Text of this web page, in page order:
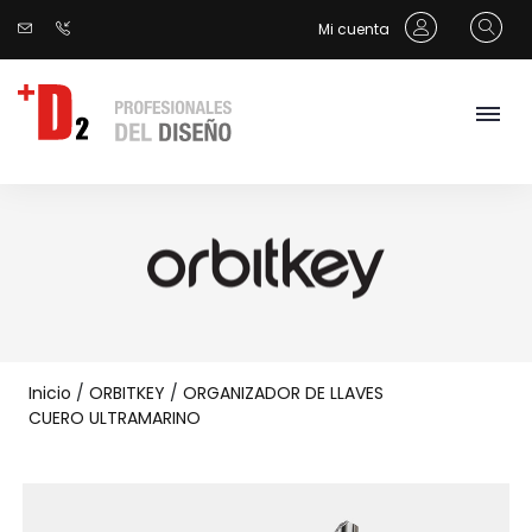
Mi cuenta
Inicio / ORBITKEY / ORGANIZADOR DE LLAVES
CUERO ULTRAMARINO